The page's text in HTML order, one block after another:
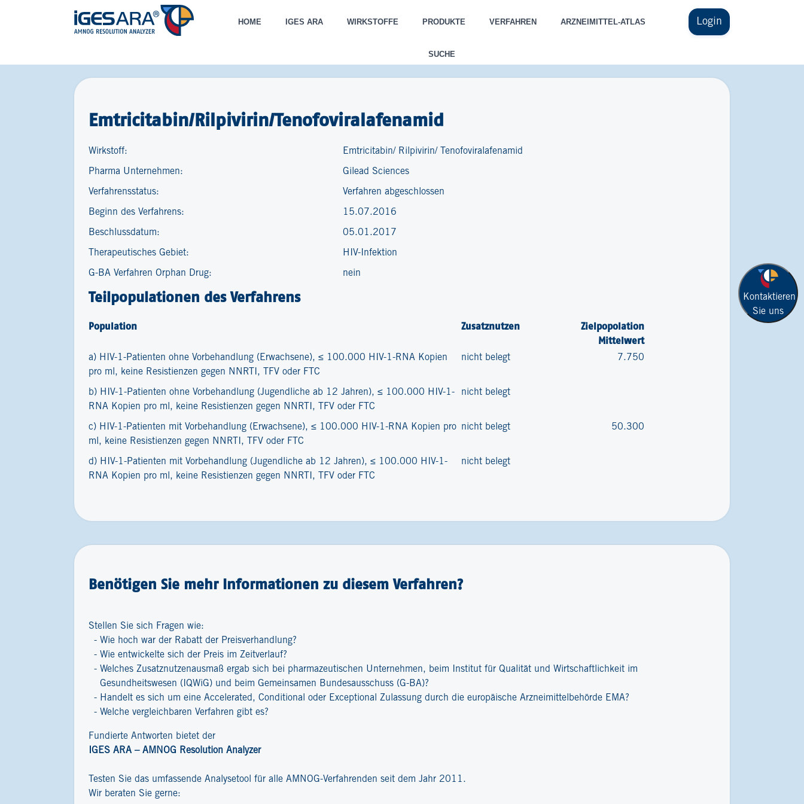
Login
HOME IGES ARA WIRKSTOFFE PRODUKTE VERFAHREN ARZNEIMITTEL-ATLAS
SUCHE
Kontaktieren
Sie uns
Emtricitabin/Rilpivirin/Tenofoviralafenamid
Wirkstoff: Emtricitabin/ Rilpivirin/ Tenofoviralafenamid
Pharma Unternehmen: Gilead Sciences
Verfahrensstatus: Verfahren abgeschlossen
Beginn des Verfahrens: 15.07.2016
Beschlussdatum: 05.01.2017
Therapeutisches Gebiet: HIV-Infektion
G-BA Verfahren Orphan Drug: nein
Teilpopulationen des Verfahrens
Population Zusatznutzen
Zielpopolation
Mittelwert
a) HIV-1-Patienten ohne Vorbehandlung (Erwachsene), ≤ 100.000 HIV-1-RNA Kopien
pro ml, keine Resistienzen gegen NNRTI, TFV oder FTC
nicht belegt 7.750
b) HIV-1-Patienten ohne Vorbehandlung (Jugendliche ab 12 Jahren), ≤ 100.000 HIV-1-
RNA Kopien pro ml, keine Resistienzen gegen NNRTI, TFV oder FTC
nicht belegt
c) HIV-1-Patienten mit Vorbehandlung (Erwachsene), ≤ 100.000 HIV-1-RNA Kopien pro
ml, keine Resistienzen gegen NNRTI, TFV oder FTC
nicht belegt 50.300
d) HIV-1-Patienten mit Vorbehandlung (Jugendliche ab 12 Jahren), ≤ 100.000 HIV-1-
RNA Kopien pro ml, keine Resistienzen gegen NNRTI, TFV oder FTC
nicht belegt
Benötigen Sie mehr Informationen zu diesem Verfahren?
Stellen Sie sich Fragen wie:
Wie hoch war der Rabatt der Preisverhandlung?
Wie entwickelte sich der Preis im Zeitverlauf?
Welches Zusatznutzenausmaß ergab sich bei pharmazeutischen Unternehmen, beim Institut für Qualität und Wirtschaftlichkeit im
Gesundheitswesen (IQWiG) und beim Gemeinsamen Bundesausschuss (G-BA)?
Handelt es sich um eine Accelerated, Conditional oder Exceptional Zulassung durch die europäische Arzneimittelbehörde EMA?
Welche vergleichbaren Verfahren gibt es?
Fundierte Antworten bietet der
IGES ARA – AMNOG Resolution Analyzer
Testen Sie das umfassende Analysetool für alle AMNOG-Verfahrenden seit dem Jahr 2011.
Wir beraten Sie gerne: